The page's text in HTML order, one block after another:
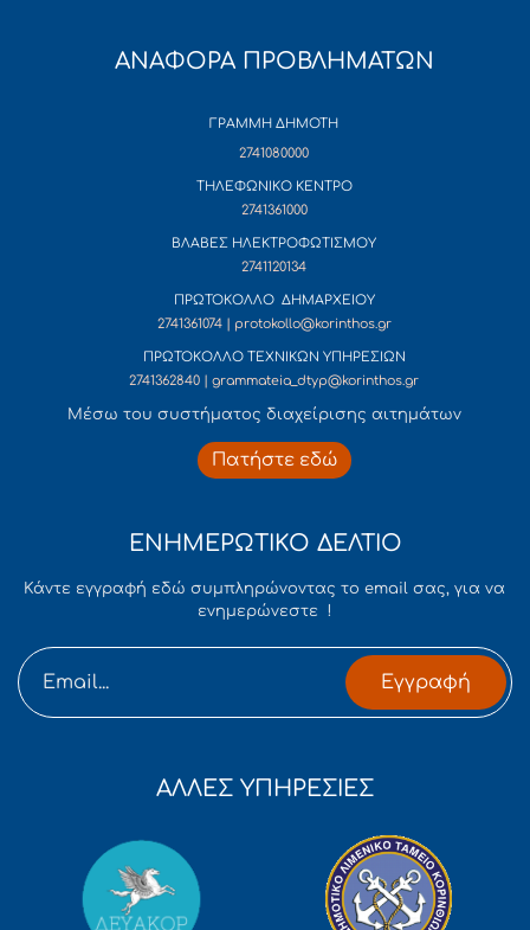
ΑΝΑΦΟΡΑ ΠΡΟΒΛΗΜΑΤΩΝ
ΓΡΑΜΜΗ ΔΗΜΟΤΗ
2741080000
ΤΗΛΕΦΩΝΙΚΟ ΚΕΝΤΡΟ
2741361000
ΒΛΑΒΕΣ ΗΛΕΚΤΡΟΦΩΤΙΣΜΟΥ
2741120134
ΠΡΩΤΟΚΟΛΛΟ ΔΗΜΑΡΧΕΙΟΥ
2741361074 | protokollo@korinthos.gr
ΠΡΩΤΟΚΟΛΛΟ ΤΕΧΝΙΚΩΝ ΥΠΗΡΕΣΙΩΝ
2741362840 | grammateia_dtyp@korinthos.gr
Mέσω του συστήματος διαχείρισης αιτημάτων
Πατήστε εδώ
ΕΝΗΜΕΡΩΤΙΚΟ ΔΕΛΤΙΟ
Κάντε εγγραφή εδώ συμπληρώνοντας το email σας, για να
ενημερώνεστε !
Εγγραφή
ΑΛΛΕΣ ΥΠΗΡΕΣΙΕΣ